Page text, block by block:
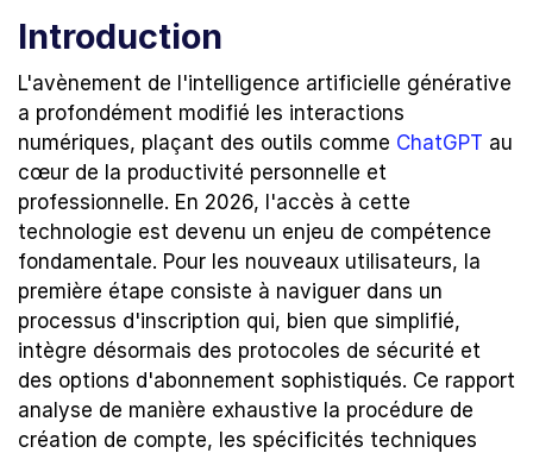
Introduction
L'avènement de l'intelligence artificielle générative
a profondément modifié les interactions
numériques, plaçant des outils comme ChatGPT au
cœur de la productivité personnelle et
professionnelle. En 2026, l'accès à cette
technologie est devenu un enjeu de compétence
fondamentale. Pour les nouveaux utilisateurs, la
première étape consiste à naviguer dans un
processus d'inscription qui, bien que simplifié,
intègre désormais des protocoles de sécurité et
des options d'abonnement sophistiqués. Ce rapport
analyse de manière exhaustive la procédure de
création de compte, les spécificités techniques